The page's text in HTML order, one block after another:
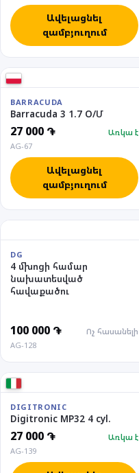
Ավելացնել
զամբյուղում
BARRACUDA
Barracuda 3 1.7 O/Մ
27 000 ֏
Առկա է
AG-67
Ավելացնել
զամբյուղում
DG
4 մխոցի համար
նախատեսված
հավաքածու
100 000 ֏
Ոչ հասանելի
AG-128
DIGITRONIC
Digitronic MP32 4 cyl.
27 000 ֏
Առկա է
AG-139